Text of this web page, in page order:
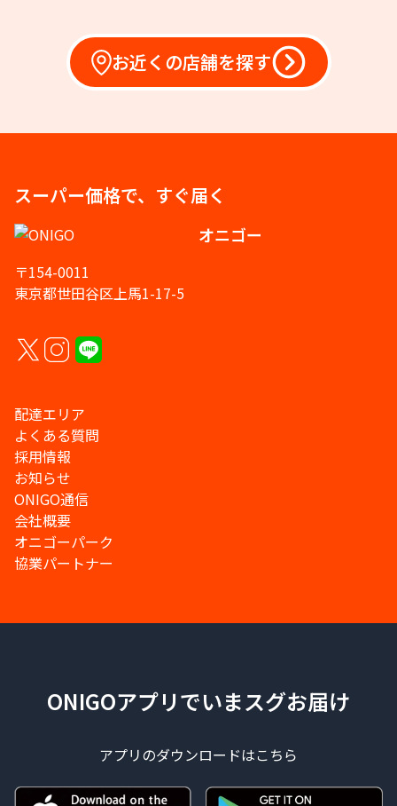
お近くの店舗を探す
スーパー価格で、すぐ届く
オニゴー
〒154-0011
東京都世田谷区上馬1-17-5
配達エリア
よくある質問
採用情報
お知らせ
ONIGO通信
会社概要
オニゴーパーク
協業パートナー
ONIGOアプリでいまスグお届け
アプリのダウンロードはこちら